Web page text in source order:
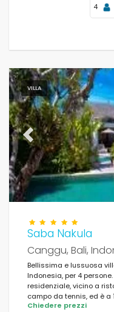
4
VILLA
Previous
Saba Nakula
Canggu, Bali,
Bellissima e lussuosa
Indonesia, per 4
residenziale, vicino a
campo da tennis, ed è a
Chiedere prezzi